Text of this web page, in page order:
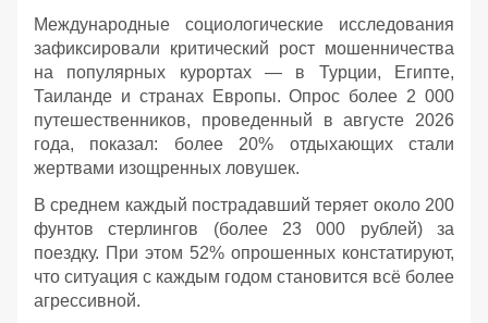
Международные социологические исследования
зафиксировали критический рост мошенничества
на популярных курортах — в Турции, Египте,
Таиланде и странах Европы. Опрос более 2 000
путешественников, проведенный в августе 2026
года, показал: более 20% отдыхающих стали
жертвами изощренных ловушек.
В среднем каждый пострадавший теряет около 200
фунтов стерлингов (более 23 000 рублей) за
поездку. При этом 52% опрошенных констатируют,
что ситуация с каждым годом становится всё более
агрессивной.